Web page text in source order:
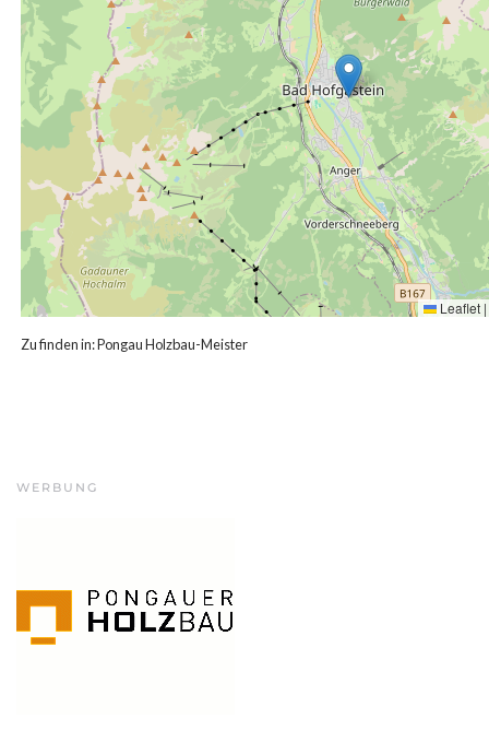
Leaflet |
Zu finden in:Pongau Holzbau-Meister
WERBUNG